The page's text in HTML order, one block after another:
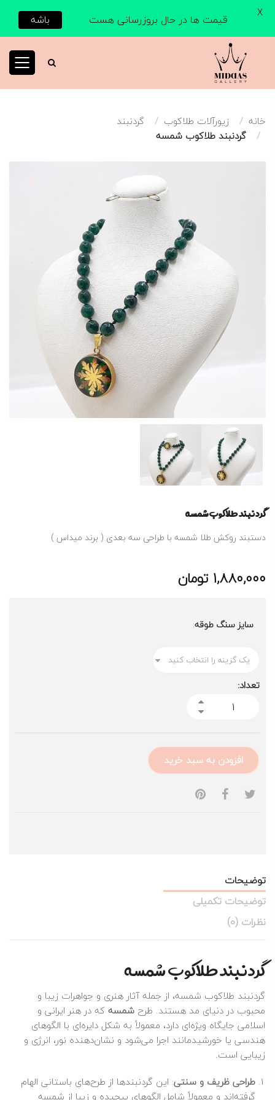
خانه زیورآلات طلاکوب
گردنبند
گردنبند طلاکوب شمسه
گردنبند طلاکوب شمسه
دستبند روکش طلا شمسه با طراحی سه بعدی ( برند میداس )
1,880,000 تومان
سایز سنگ طوقه
تعداد:
افزودن به سبد خرید
توضیحات
توضیحات تکمیلی
نظرات (0)
گردنبند طلاکوب شمسه
گردنبند طلاکوب شمسه، از جمله آثار هنری و جواهرات زیبا و
محبوب در دنیای مد هستند. طرح شمسهکه در هنر ایرانی و
اسلامی جایگاه ویژه‌ای دارد، معمولاً به شکل دایره‌ای با الگوهای
هندسی یا خورشید‌مانند اجرا می‌شود و نشان‌دهنده نور، انرژی و
زیبایی است.
طراحی ظریف و سنتی: این گردنبندها از طرح‌های باستانی الهام
گرفته‌اند و معمولاً شامل الگوهای پیچیده و زیبا از شمسه
قیمت ها در حال بروزرسانی هست باشه X